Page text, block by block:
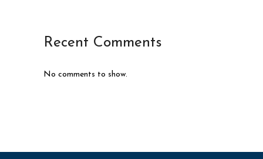
Recent Comments
No comments to show.